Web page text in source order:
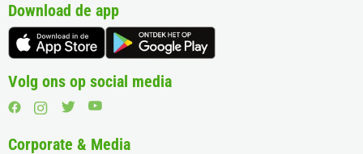
Download de app
Volg ons op social media
Corporate & Media